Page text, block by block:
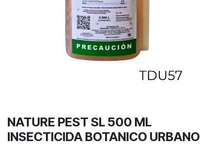
NATURE PEST SL 500 ML
INSECTICIDA BOTANICO URBANO